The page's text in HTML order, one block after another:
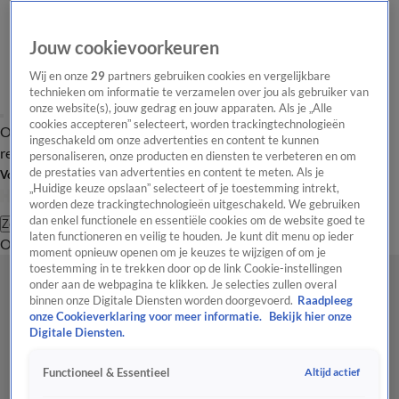
Overzicht Laatste nieuws Regionieuws Het beste van Hart
Tip de
redactie
Volg Hart van Nederland
Zoeken
OverzichtRegioUitzendingenWeerTip de redactiePanelVideo's
Jouw cookievoorkeuren
Wij en onze29 partners gebruiken cookies en vergelijkbare
technieken om informatie te verzamelen over jou als gebruiker van
onze website(s), jouw gedrag en jouw apparaten. Als je „Alle
cookies accepteren” selecteert, worden trackingtechnologieën
ingeschakeld om onze advertenties en content te kunnen
personaliseren, onze producten en diensten te verbeteren en om
de prestaties van advertenties en content te meten. Als je
„Huidige keuze opslaan” selecteert of je toestemming intrekt,
worden deze trackingtechnologieën uitgeschakeld. We gebruiken
dan enkel functionele en essentiële cookies om de website goed te
laten functioneren en veilig te houden. Je kunt dit menu op ieder
moment opnieuw openen om je keuzes te wijzigen of om je
toestemming in te trekken door op de link Cookie-instellingen
onder aan de webpagina te klikken. Je selecties zullen overal
binnen onze Digitale Diensten worden doorgevoerd. Raadpleeg
onze Cookieverklaring voor meer informatie.
Bekijk hier onze
Digitale Diensten.
Functioneel & Essentieel Altijd actief